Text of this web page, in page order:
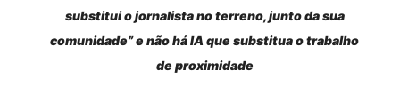
substitui o jornalista no terreno, junto da sua
comunidade” e não há IA que substitua o trabalho
de proximidade